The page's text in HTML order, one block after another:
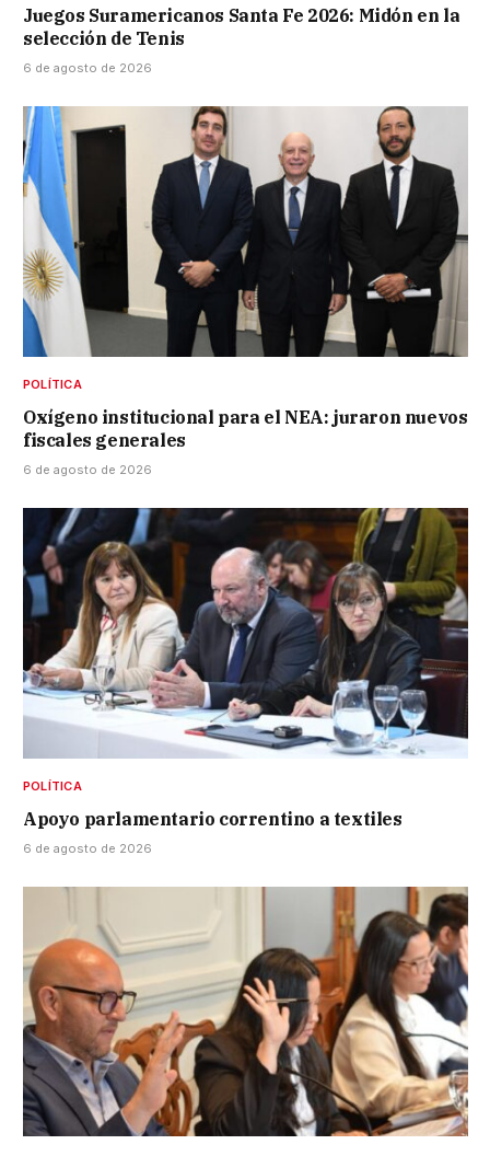
Juegos Suramericanos Santa Fe 2026: Midón en la
selección de Tenis
6 de agosto de 2026
POLÍTICA
Oxígeno institucional para el NEA: juraron nuevos
fiscales generales
6 de agosto de 2026
POLÍTICA
Apoyo parlamentario correntino a textiles
6 de agosto de 2026